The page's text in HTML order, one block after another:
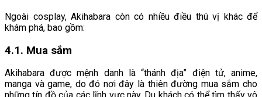
Ngoài cosplay, Akihabara còn có nhiều điều thú vị khác để
khám phá, bao gồm:
4.1. Mua sắm
Akihabara được mệnh danh là “thánh địa” điện tử, anime,
manga và game, do đó nơi đây là thiên đường mua sắm cho